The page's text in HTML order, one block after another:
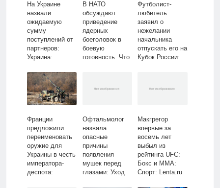
На Украине
назвали
ожидаемую
сумму
поступлений от
партнеров:
Украина:
Lenta.ru
В НАТО
обсуждают
приведение
ядерных
боеголовок в
боевую
готовность. Что
Политика: Мир:
Футболист-
любитель
заявил о
нежелании
начальника
отпускать его на
Кубок России:
Франции
предложили
переименовать
оружие для
Украины в честь
императора-
деспота:
Офтальмолог
назвала
опасные
причины
появления
мушек перед
глазами: Уход
Макгрегор
впервые за
восемь лет
выбыл из
рейтинга UFC:
Бокс и ММА:
Спорт: Lenta.ru